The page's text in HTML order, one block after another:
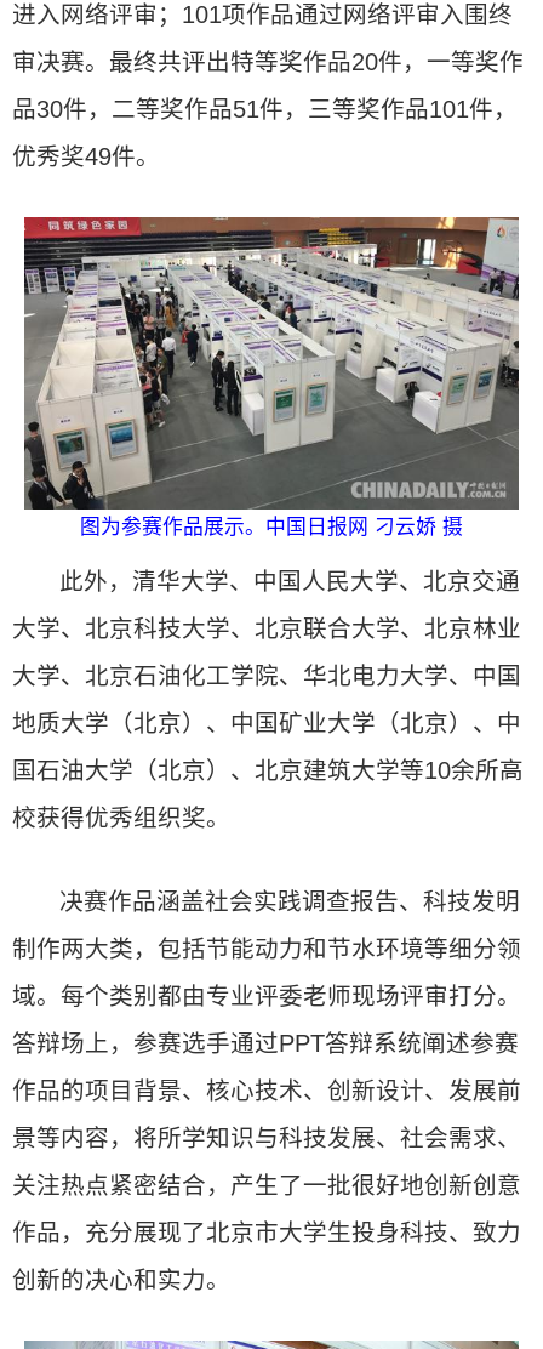
进入网络评审；101项作品通过网络评审入围终
审决赛。最终共评出特等奖作品20件，一等奖作
品30件，二等奖作品51件，三等奖作品101件，
优秀奖49件。
图为参赛作品展示。中国日报网 刁云娇 摄
此外，清华大学、中国人民大学、北京交通
大学、北京科技大学、北京联合大学、北京林业
大学、北京石油化工学院、华北电力大学、中国
地质大学（北京）、中国矿业大学（北京）、中
国石油大学（北京）、北京建筑大学等10余所高
校获得优秀组织奖。
决赛作品涵盖社会实践调查报告、科技发明
制作两大类，包括节能动力和节水环境等细分领
域。每个类别都由专业评委老师现场评审打分。
答辩场上，参赛选手通过PPT答辩系统阐述参赛
作品的项目背景、核心技术、创新设计、发展前
景等内容，将所学知识与科技发展、社会需求、
关注热点紧密结合，产生了一批很好地创新创意
作品，充分展现了北京市大学生投身科技、致力
创新的决心和实力。